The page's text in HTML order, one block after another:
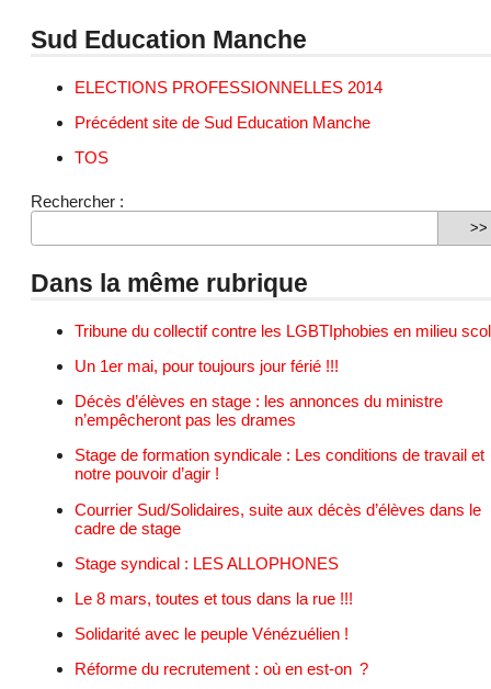
Sud Education Manche
ELECTIONS PROFESSIONNELLES 2014
Précédent site de Sud Education Manche
TOS
Rechercher :
Dans la même rubrique
Tribune du collectif contre les LGBTIphobies en milieu
Un 1er mai, pour toujours jour férié !!!
Décès d’élèves en stage : les annonces du ministre
n’empêcheront pas les drames
Stage de formation syndicale : Les conditions de travail et
notre pouvoir d’agir !
Courrier Sud/Solidaires, suite aux décès d’élèves dans le
cadre de stage
Stage syndical : LES ALLOPHONES
Le 8 mars, toutes et tous dans la rue !!!
Solidarité avec le peuple Vénézuélien !
Réforme du recrutement : où en est-on ?